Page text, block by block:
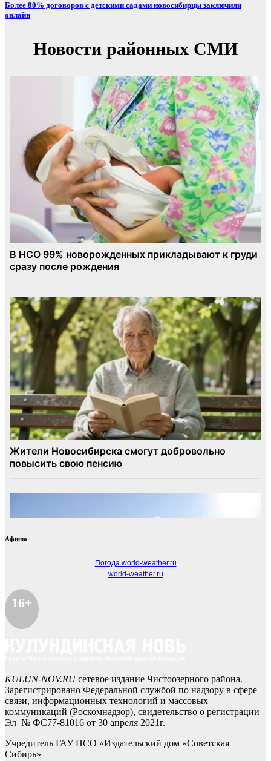
Более 80% договоров с детскими садами новосибирцы заключили
онлайн
Афиша
Погода world-weather.ru
world-weather.ru
16+
KULUN-NOV.RUсетевое издание Чистоозерного района.
Зарегистрировано Федеральной службой по надзору в сфере
связи, информационных технологий и массовых
коммуникаций (Роскомнадзор), свидетельство о регистрации
Эл № ФС77-81016 от 30 апреля 2021г.
Учредитель ГАУ НСО «Издательский дом «Советская
Сибирь»